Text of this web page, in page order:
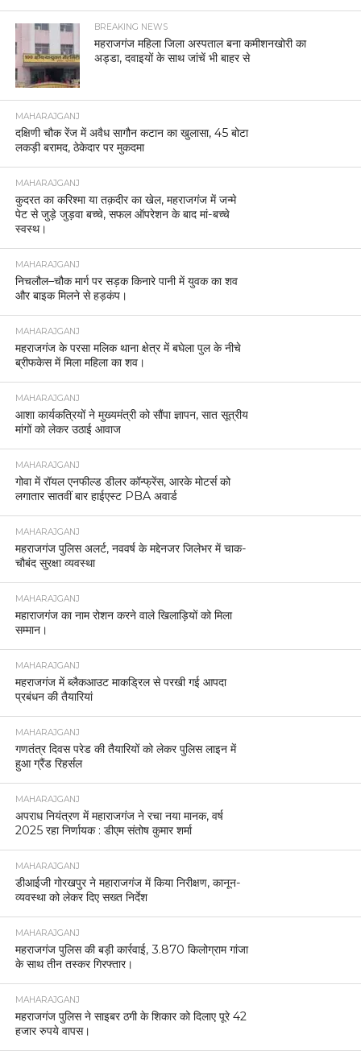
BREAKING NEWS
महराजगंज महिला जिला अस्पताल बना कमीशनखोरी का
अड्डा, दवाइयों के साथ जांचें भी बाहर से
MAHARAJGANJ
दक्षिणी चौक रेंज में अवैध सागौन कटान का खुलासा, 45 बोटा
लकड़ी बरामद, ठेकेदार पर मुकदमा
MAHARAJGANJ
कुदरत का करिश्मा या तक़दीर का खेल, महराजगंज में जन्मे
पेट से जुड़े जुड़वा बच्चे, सफल ऑपरेशन के बाद मां-बच्चे
स्वस्थ।
MAHARAJGANJ
निचलौल–चौक मार्ग पर सड़क किनारे पानी में युवक का शव
और बाइक मिलने से हड़कंप।
MAHARAJGANJ
महराजगंज के परसा मलिक थाना क्षेत्र में बघेला पुल के नीचे
ब्रीफकेस में मिला महिला का शव।
MAHARAJGANJ
आशा कार्यकत्रियों ने मुख्यमंत्री को सौंपा ज्ञापन, सात सूत्रीय
मांगों को लेकर उठाई आवाज
MAHARAJGANJ
गोवा में रॉयल एनफील्ड डीलर कॉन्फ्रेंस, आरके मोटर्स को
लगातार सातवीं बार हाईएस्ट PBA अवार्ड
MAHARAJGANJ
महराजगंज पुलिस अलर्ट, नववर्ष के मद्देनजर जिलेभर में चाक-
चौबंद सुरक्षा व्यवस्था
MAHARAJGANJ
महाराजगंज का नाम रोशन करने वाले खिलाड़ियों को मिला
सम्मान।
MAHARAJGANJ
महराजगंज में ब्लैकआउट माकड्रिल से परखी गई आपदा
प्रबंधन की तैयारियां
MAHARAJGANJ
गणतंत्र दिवस परेड की तैयारियों को लेकर पुलिस लाइन में
हुआ ग्रैंड रिहर्सल
MAHARAJGANJ
अपराध नियंत्रण में महाराजगंज ने रचा नया मानक, वर्ष
2025 रहा निर्णायक : डीएम संतोष कुमार शर्मा
MAHARAJGANJ
डीआईजी गोरखपुर ने महाराजगंज में किया निरीक्षण, कानून-
व्यवस्था को लेकर दिए सख्त निर्देश
MAHARAJGANJ
महराजगंज पुलिस की बड़ी कार्रवाई, 3.870 किलोग्राम गांजा
के साथ तीन तस्कर गिरफ्तार।
MAHARAJGANJ
महराजगंज पुलिस ने साइबर ठगी के शिकार को दिलाए पूरे 42
हजार रुपये वापस।